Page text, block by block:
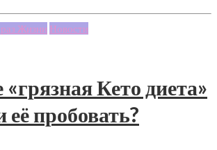
Жизни Новости
Кето диета»
её пробовать?